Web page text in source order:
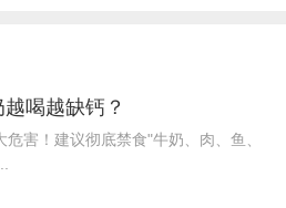
喝越缺钙？
害！建议彻底禁食"牛奶、肉、鱼、